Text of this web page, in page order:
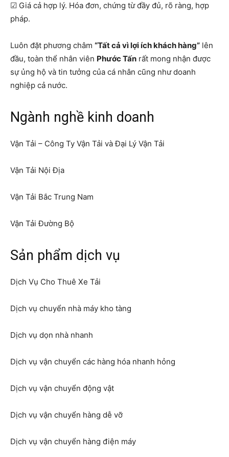
☑ Giá cả hợp lý. Hóa đơn, chứng từ đầy đủ, rõ ràng, hợp
pháp.
Luôn đặt phương châm “Tất cả vì lợi ích khách hàng” lên
đầu, toàn thể nhân viên Phước Tấn rất mong nhận được
sự ủng hộ và tin tưởng của cá nhân cũng như doanh
nghiệp cả nước.
Ngành nghề kinh doanh
Vận Tải – Công Ty Vận Tải và Đại Lý Vận Tải
Vận Tải Nội Địa
Vận Tải Bắc Trung Nam
Vận Tải Đường Bộ
Sản phẩm dịch vụ
Dịch Vụ Cho Thuê Xe Tải
Dịch vụ chuyển nhà máy kho tàng
Dịch vụ dọn nhà nhanh
Dịch vụ vận chuyển các hàng hóa nhanh hỏng
Dịch vụ vận chuyển động vật
Dịch vụ vận chuyển hàng dễ vỡ
Dịch vụ vận chuyển hàng điện máy